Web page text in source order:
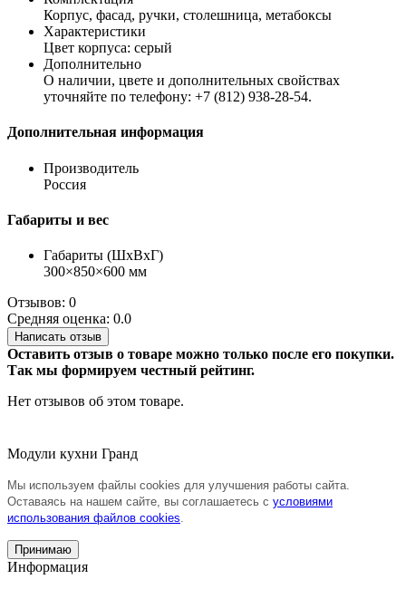
Корпус, фасад, ручки, столешница, метабоксы
Характеристики
Цвет корпуса: серый
Дополнительно
О наличии, цвете и дополнительных свойствах
уточняйте по телефону: +7 (812) 938-28-54.
Дополнительная информация
Производитель
Россия
Габариты и вес
Габариты (ШхВхГ)
300×850×600 мм
Отзывов: 0
Средняя оценка: 0.0
Написать отзыв
Оставить отзыв о товаре можно только после его покупки.
Так мы формируем честный рейтинг.
Нет отзывов об этом товаре.
Модули кухни Гранд
Мы используем файлы cookies для улучшения работы сайта.
Оставаясь на нашем сайте, вы соглашаетесь с условиями
использования файлов cookies.
Принимаю
Информация